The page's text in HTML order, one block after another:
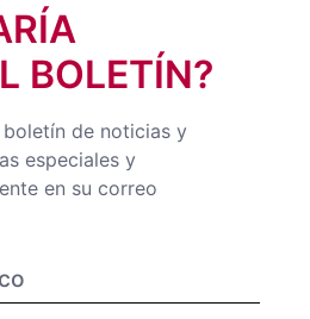
BOLETÍN?
de noticias y
especiales y
en su correo